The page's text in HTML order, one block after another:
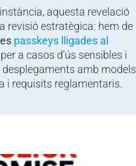
aquesta revelació
revisió estratègica: hem de
passkeys lligades al
per a casos d’ús sensibles i
desplegaments amb models
i requisits reglamentaris.